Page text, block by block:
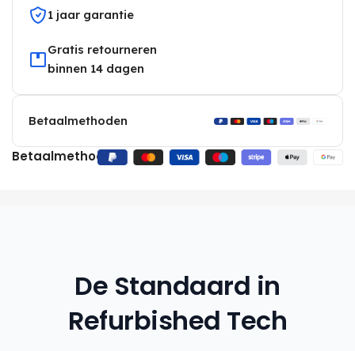
1 jaar garantie
Gratis retourneren
binnen 14 dagen
Betaalmethoden
Betaalmethoden:
De Standaard in
Refurbished Tech